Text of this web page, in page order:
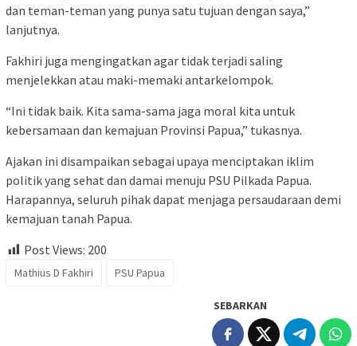
dan teman-teman yang punya satu tujuan dengan saya,”
lanjutnya.
Fakhiri juga mengingatkan agar tidak terjadi saling
menjelekkan atau maki-memaki antarkelompok.
“Ini tidak baik. Kita sama-sama jaga moral kita untuk
kebersamaan dan kemajuan Provinsi Papua,” tukasnya.
Ajakan ini disampaikan sebagai upaya menciptakan iklim
politik yang sehat dan damai menuju PSU Pilkada Papua.
Harapannya, seluruh pihak dapat menjaga persaudaraan demi
kemajuan tanah Papua.
Post Views: 200
Mathius D Fakhiri PSU Papua
SEBARKAN